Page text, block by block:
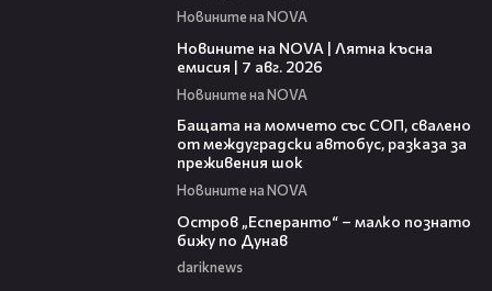
Новините на NOVA
Новините на NOVA | Лятна късна
емисия | 7 авг. 2026
Новините на NOVA
Бащата на момчето със СОП, свалено
от междуградски автобус, разказа за
преживения шок
Новините на NOVA
Остров „Есперанто“ – малко познато
бижу по Дунав
dariknews